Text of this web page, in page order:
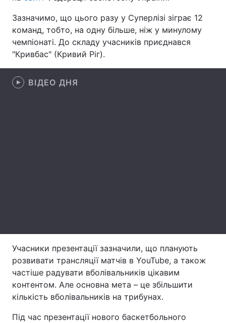
Техно і зв'язок Лайт
Зброя
Контакти
Послуги
Зазначимо, що цього разу у Суперлізі зіграє 12
команд, тобто, на одну більше, ніж у минулому
чемпіонаті. До складу учасників приєднався
"Кривбас" (Кривий Ріг).
ВІДЕО ДНЯ
Учасники презентації зазначили, що планують
розвивати трансляції матчів в YouTube, а також
частіше радувати вболівальників цікавим
контентом. Але основна мета – це збільшити
кількість вболівальників на трибунах.
Під час презентації нового баскетбольного